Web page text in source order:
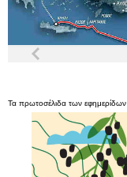
Τα πρωτοσέλιδα των εφημερίδων